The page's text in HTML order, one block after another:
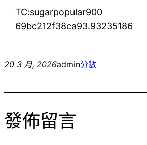
TC:sugarpopular900
69bc212f38ca93.93235186
20 3 月, 2026admin分數
發佈留言